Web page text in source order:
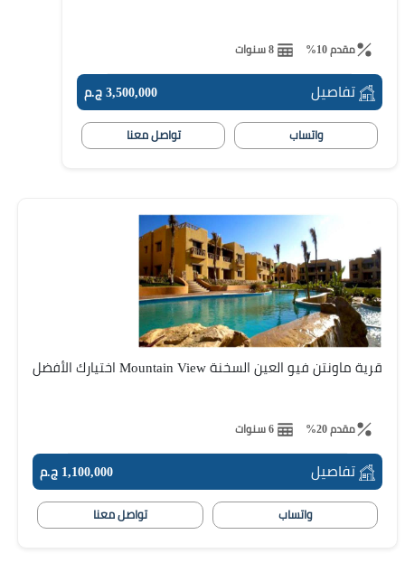
مقدم 10% 8 سنوات
تفاصيل 3,500,000 ج.م
واتساب تواصل معنا
قرية ماونتن فيو العين السخنة Mountain View اختيارك الأفضل
مقدم 20% 6 سنوات
تفاصيل 1,100,000 ج.م
واتساب تواصل معنا